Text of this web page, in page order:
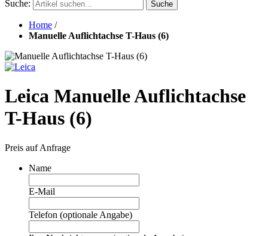
Suche: Suche
Home /
Manuelle Auflichtachse T-Haus (6)
Leica Manuelle Auflichtachse
T-Haus (6)
Preis auf Anfrage
Name
E-Mail
Telefon (optionale Angabe)